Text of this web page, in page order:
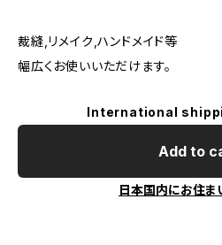
裁縫,リメイク,ハンドメイド等
幅広くお使いいただけます。
International
Add to
日本国内にお住ま